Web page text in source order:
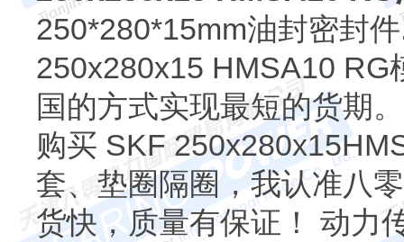
250*280*15mm油封密封
250x280x15 HMSA10
国的方式实现最短的货期。
购买 SKF
套、垫圈隔圈，我认准八
货快，质量有保证！ 动力